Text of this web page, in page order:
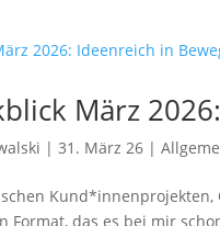
März
|31. März 26 |
Format, das es bei mir